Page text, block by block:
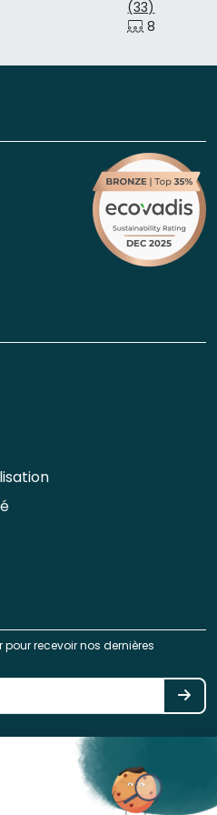
(33)
8 p.
recevoir nos dernières